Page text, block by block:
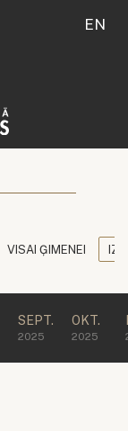
EN
VISAI ĢIMENEI
SEPT.
2025
OKT.
2025